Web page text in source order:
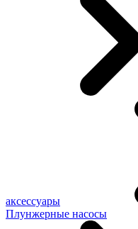
аксессуары
Плунжерные насосы